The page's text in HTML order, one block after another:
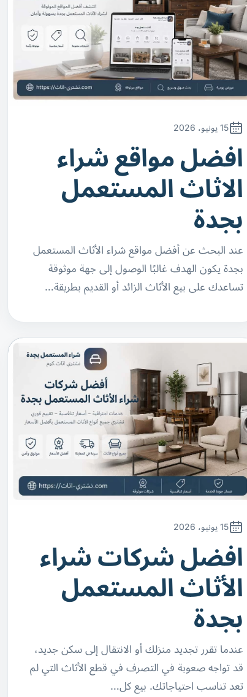
15 يونيو، 2026
افضل مواقع شراء
الاثاث المستعمل
بجدة
عند البحث عن أفضل مواقع شراء الأثاث المستعمل
بجدة يكون الهدف غالبًا الوصول إلى جهة موثوقة
تساعدك على بيع الأثاث الزائد أو القديم بطريقة…
15 يونيو، 2026
افضل شركات شراء
الأثاث المستعمل
بجدة
عندما تقرر تجديد منزلك أو الانتقال إلى سكن جديد،
قد تواجه صعوبة في التصرف في قطع الأثاث التي لم
تعد تناسب احتياجاتك. بيع كل…